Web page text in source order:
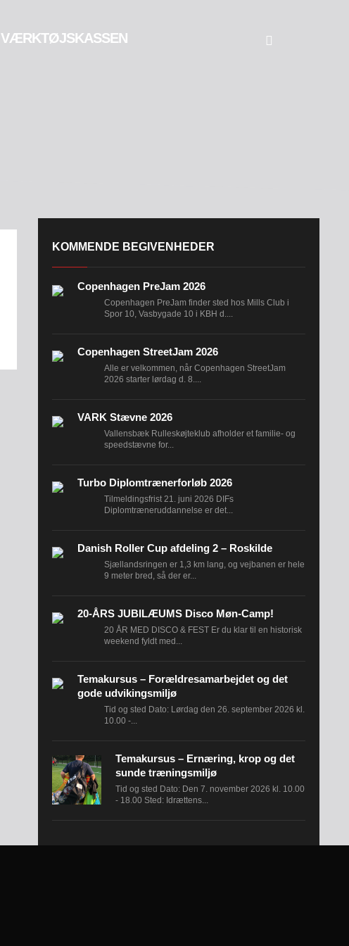
VÆRKTØJSKASSEN
KOMMENDE BEGIVENHEDER
Copenhagen PreJam 2026
Copenhagen PreJam finder sted hos Mills Club i
Spor 10, Vasbygade 10 i KBH d....
Copenhagen StreetJam 2026
Alle er velkommen, når Copenhagen StreetJam
2026 starter lørdag d. 8....
VARK Stævne 2026
Vallensbæk Rulleskøjteklub afholder et familie- og
speedstævne for...
Turbo Diplomtrænerforløb 2026
Tilmeldingsfrist 21. juni 2026 DIFs
Diplomtræneruddannelse er det...
Danish Roller Cup afdeling 2 – Roskilde
Sjællandsringen er 1,3 km lang, og vejbanen er hele
9 meter bred, så der er...
20-ÅRS JUBILÆUMS Disco Møn-Camp!
20 ÅR MED DISCO & FEST Er du klar til en historisk
weekend fyldt med...
Temakursus – Forældresamarbejdet og det
gode udvikingsmiljø
Tid og sted Dato: Lørdag den 26. september 2026 kl.
10.00 -...
Temakursus – Ernæring, krop og det
sunde træningsmiljø
Tid og sted Dato: Den 7. november 2026 kl. 10.00
- 18.00 Sted: Idrættens...